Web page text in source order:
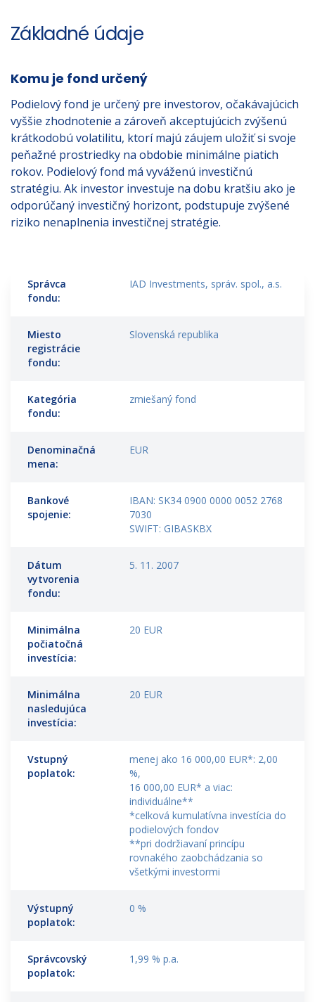
Základné údaje
Komu je fond určený
Podielový fond je určený pre investorov, očakávajúcich
vyššie zhodnotenie a zároveň akceptujúcich zvýšenú
krátkodobú volatilitu, ktorí majú záujem uložiť si svoje
peňažné prostriedky na obdobie minimálne piatich
rokov. Podielový fond má vyváženú investičnú
stratégiu. Ak investor investuje na dobu kratšiu ako je
odporúčaný investičný horizont, podstupuje zvýšené
riziko nenaplnenia investičnej stratégie.
Správca
fondu:
IAD Investments, správ. spol., a.s.
Miesto
registrácie
fondu:
Slovenská republika
Kategória
fondu:
zmiešaný fond
Denominačná
mena:
EUR
Bankové
spojenie:
IBAN: SK34 0900 0000 0052 2768
7030
SWIFT: GIBASKBX
Dátum
vytvorenia
fondu:
5. 11. 2007
Minimálna
počiatočná
investícia:
20 EUR
Minimálna
nasledujúca
investícia:
20 EUR
Vstupný
poplatok:
menej ako 16 000,00 EUR*: 2,00
%,
16 000,00 EUR* a viac:
individuálne**
*celková kumulatívna investícia do
podielových fondov
**pri dodržiavaní princípu
rovnakého zaobchádzania so
všetkými investormi
Výstupný
poplatok:
0 %
Správcovský
poplatok:
1,99 % p.a.